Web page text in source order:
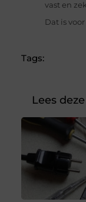
vast en
Dat is
Tags:
Lees deze